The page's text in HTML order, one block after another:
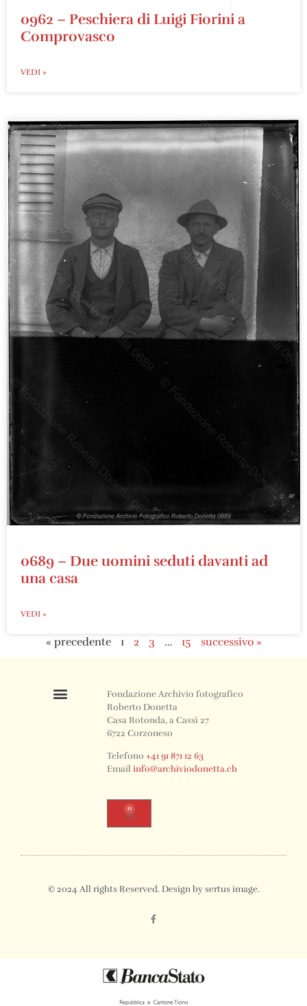
0962 – Peschiera di Luigi Fiorini a
Comprovasco
VEDI »
0689 – Due uomini seduti davanti ad
una casa
VEDI »
« precedente 1 2 3 … 15 successivo »
Fondazione Archivio fotografico
Roberto Donetta
Casa Rotonda, a Cassì 27
6722 Corzoneso
Telefono+41 91 871 12 63
Emailinfo@archiviodonetta.ch
0
© 2024 All rights Reserved. Design by sertus image.